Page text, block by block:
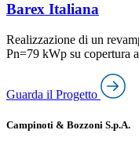
Barex Italiana
Realizzazione di un
Pn=79 kWp su copertura
Guarda il Progetto
Campinoti & Bozzoni S.p.A.